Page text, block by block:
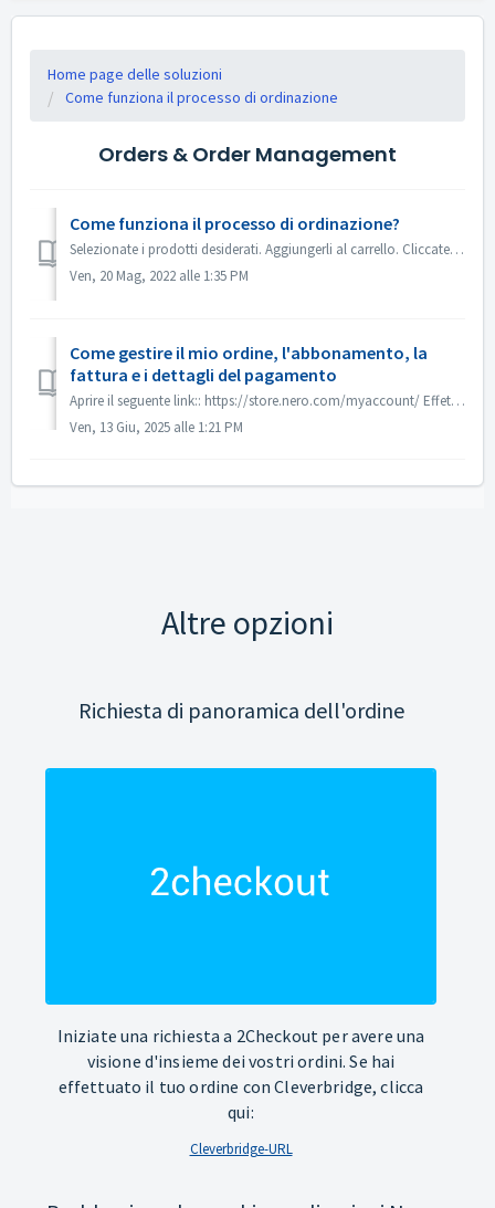
Home page delle soluzioni
Come funziona il processo di ordinazione
Orders & Order Management
Come funziona il processo di ordinazione?
Selezionate i prodotti desiderati. Aggiungerli al carrello. Cliccate su "Check out". Inserite i vostri dati di contatto e l'indiriz...
Ven, 20 Mag, 2022 alle 1:35 PM
Come gestire il mio ordine, l'abbonamento, la
fattura e i dettagli del pagamento
Aprire il seguente link:: https://store.nero.com/myaccount/ Effettuare l'accesso utilizzando l'indirizzo e-mail utilizzato al momento dell'acq...
Ven, 13 Giu, 2025 alle 1:21 PM
Altre opzioni
Richiesta di panoramica dell'ordine
Iniziate una richiesta a 2Checkout per avere una
visione d'insieme dei vostri ordini. Se hai
effettuato il tuo ordine con Cleverbridge, clicca
qui:
Cleverbridge-URL